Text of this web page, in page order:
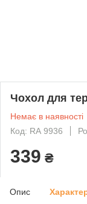
Чохол для
Немає в наявності
Код: RА 9936
339 ₴
Опис